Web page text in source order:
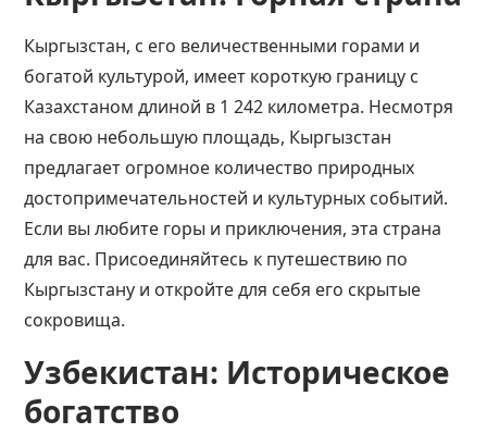
Кыргызстан, с его величественными горами и
богатой культурой, имеет короткую границу с
Казахстаном длиной в 1 242 километра. Несмотря
на свою небольшую площадь, Кыргызстан
предлагает огромное количество природных
достопримечательностей и культурных событий.
Если вы любите горы и приключения, эта страна
для вас. Присоединяйтесь к путешествию по
Кыргызстану и откройте для себя его скрытые
сокровища.
Узбекистан: Историческое
богатство